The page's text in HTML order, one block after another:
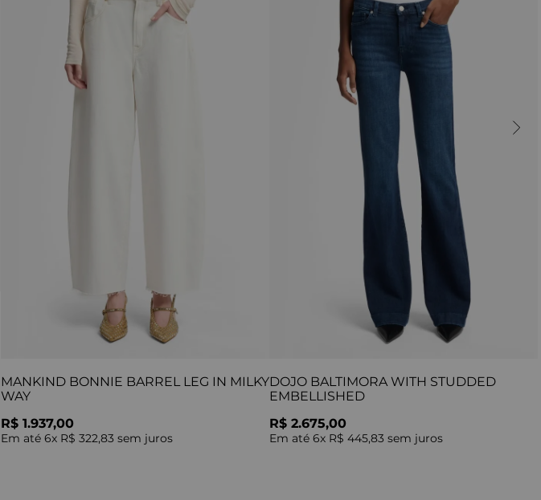
MANKIND BONNIE BARREL LEG IN MILKY
WAY
R$ 1.937,00
Em até 6x R$ 322,83 sem juros
DOJO BALTIMORA WITH STUDDED
EMBELLISHED
R$ 2.675,00
Em até 6x R$ 445,83 sem juros